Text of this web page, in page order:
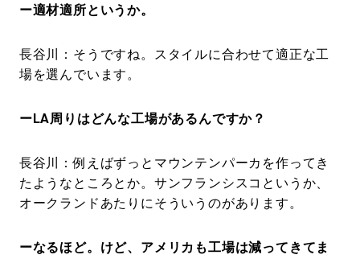
ー適材適所というか。
長谷川：そうですね。スタイルに合わせて適正な工
場を選んでいます。
ーLA周りはどんな工場があるんですか？
長谷川：例えばずっとマウンテンパーカを作ってき
たようなところとか。サンフランシスコというか、
オークランドあたりにそういうのがあります。
ーなるほど。けど、アメリカも工場は減ってきてま